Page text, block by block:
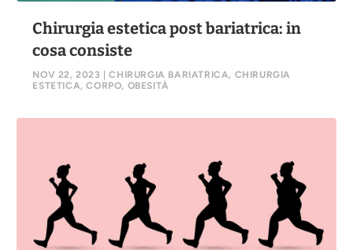
Chirurgia estetica post bariatrica: in
cosa consiste
NOV 22, 2023 |CHIRURGIA BARIATRICA, CHIRURGIA
ESTETICA,CORPO, OBESITÀ